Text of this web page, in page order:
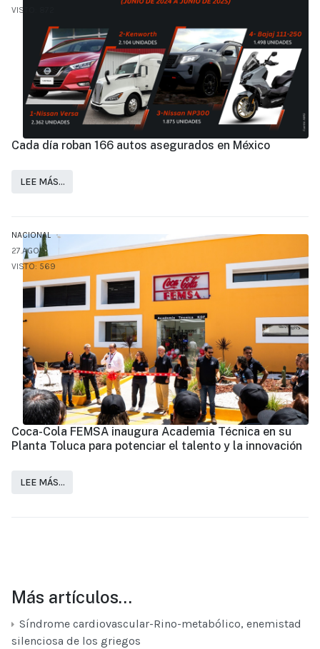
VISTO: 872
Cada día roban 166 autos asegurados en México
LEE MÁS…
NACIONAL
27.AGO
VISTO: 569
Coca-Cola FEMSA inaugura Academia Técnica en su
Planta Toluca para potenciar el talento y la innovación
LEE MÁS…
Más artículos…
Síndrome cardiovascular-Rino-metabólico, enemistad
silenciosa de los griegos